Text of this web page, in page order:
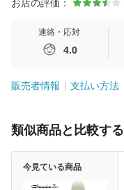
お店の評価：
連絡・応対
4.0
販売者情報 支払い方法
類似商品と比較する
今見ている商品